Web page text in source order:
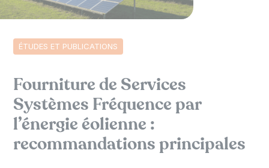
ÉTUDES ET PUBLICATIONS
Fourniture de Services
Systèmes Fréquence par
l’énergie éolienne :
recommandations principales